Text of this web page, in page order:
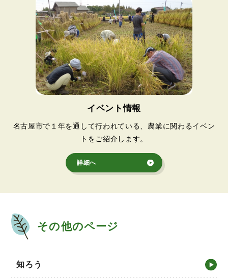
イベント情報
名古屋市で１年を通して行われている、農業に関わるイベン
トをご紹介します。
詳細へ
その他のページ
知ろう